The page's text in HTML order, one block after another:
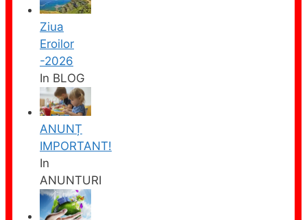
Ziua
Eroilor
-2026
In BLOG
ANUNȚ
IMPORTANT!
In
ANUNTURI